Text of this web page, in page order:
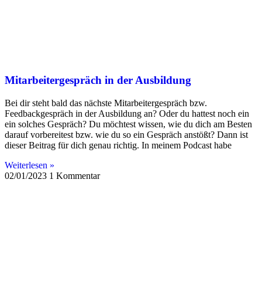
Mitarbeitergespräch in der Ausbildung
Bei dir steht bald das nächste Mitarbeitergespräch bzw.
Feedbackgespräch in der Ausbildung an? Oder du hattest noch ein
ein solches Gespräch? Du möchtest wissen, wie du dich am Besten
darauf vorbereitest bzw. wie du so ein Gespräch anstößt? Dann ist
dieser Beitrag für dich genau richtig. In meinem Podcast habe
Weiterlesen »
02/01/2023 1 Kommentar